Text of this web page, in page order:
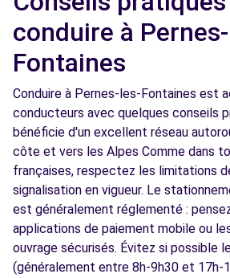
conduire à
Fontaines
Conduire à Pernes-les-Fontaines est
conducteurs avec quelques conseils
bénéficie d'un excellent réseau
côte et vers les Alpes Comme dans
françaises, respectez les limitations
signalisation en vigueur. Le
est généralement réglementé :
applications de paiement mobile ou
ouvrage sécurisés. Évitez si possible
(généralement entre 8h-9h30 et 17h-